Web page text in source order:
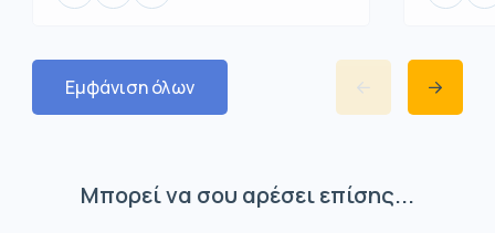
Εμφάνιση όλων
Μπορεί να σου αρέσει επίσης...